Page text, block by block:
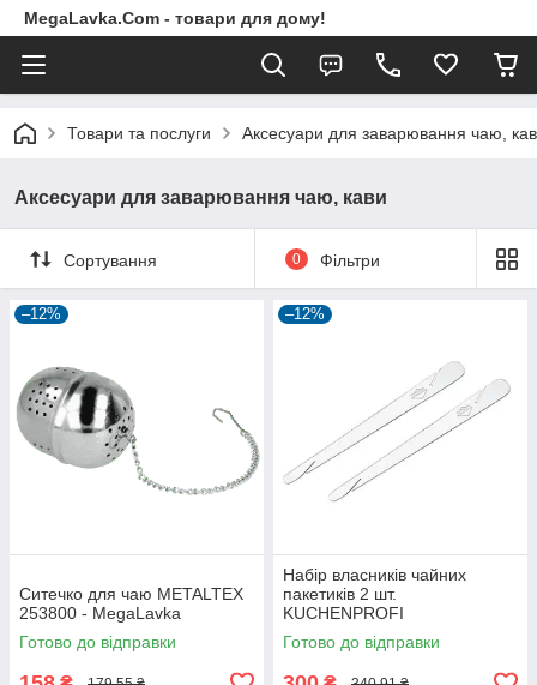
MegaLavka.Com - товари для дому!
Товари та послуги Аксесуари для заварювання чаю,
Аксесуари для заварювання чаю, кави
Сортування 0 Фільтри
–12%
Ситечко для чаю METALTEX
253800 - MegaLavka
Готово до відправки
–12%
Набір власників чайних
пакетиків 2 шт.
KUCHENPROFI
(KUCH1045202800) -
MegaLavka
Готово до відправки